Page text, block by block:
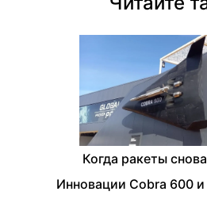
Когда ракеты
Инновации Cobra 600 и